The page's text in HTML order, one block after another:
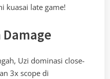
kuasai late game!
Damage
Uzi dominasi close-
3x scope di